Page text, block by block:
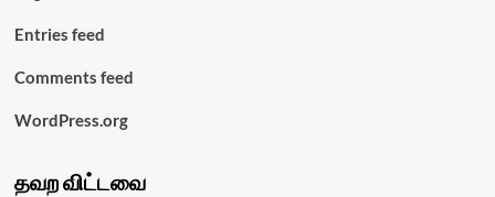
Entries feed
Comments feed
WordPress.org
தவற விட்டவை